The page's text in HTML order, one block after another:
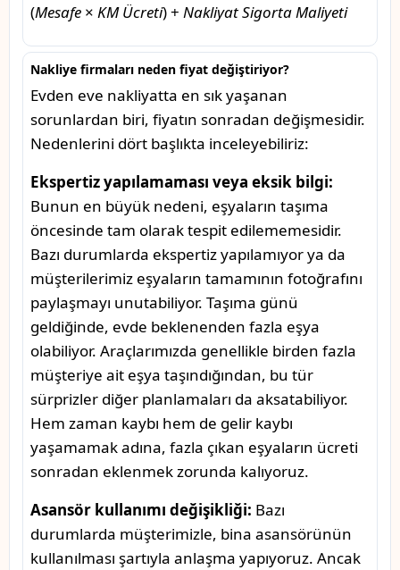
(Mesafe × KM Ücreti) + Nakliyat Sigorta Maliyeti
Nakliye firmaları neden fiyat değiştiriyor?
Evden eve nakliyatta en sık yaşanan
sorunlardan biri, fiyatın sonradan değişmesidir.
Nedenlerini dört başlıkta inceleyebiliriz:
Ekspertiz yapılamaması veya eksik bilgi:
Bunun en büyük nedeni, eşyaların taşıma
öncesinde tam olarak tespit edilememesidir.
Bazı durumlarda ekspertiz yapılamıyor ya da
müşterilerimiz eşyaların tamamının fotoğrafını
paylaşmayı unutabiliyor. Taşıma günü
geldiğinde, evde beklenenden fazla eşya
olabiliyor. Araçlarımızda genellikle birden fazla
müşteriye ait eşya taşındığından, bu tür
sürprizler diğer planlamaları da aksatabiliyor.
Hem zaman kaybı hem de gelir kaybı
yaşamamak adına, fazla çıkan eşyaların ücreti
sonradan eklenmek zorunda kalıyoruz.
Asansör kullanımı değişikliği: Bazı
durumlarda müşterimizle, bina asansörünün
kullanılması şartıyla anlaşma yapıyoruz. Ancak